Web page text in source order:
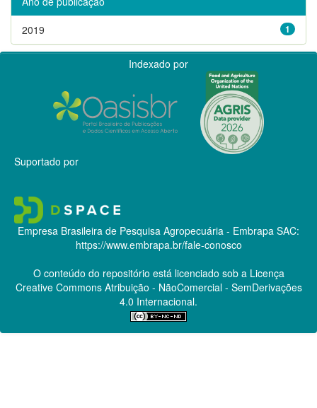
1
2019
Indexado por
Suportado por
Empresa Brasileira de Pesquisa Agropecuária - Embrapa SAC:
https://www.embrapa.br/fale-conosco
O conteúdo do repositório está licenciado sob a Licença
Creative CommonsAtribuição - NãoComercial - SemDerivações
4.0 Internacional.